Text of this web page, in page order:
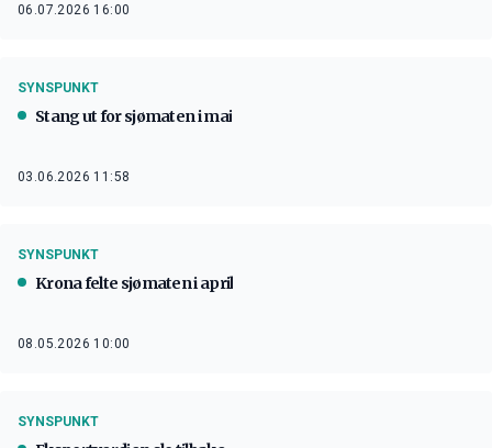
06.07.2026 16:00
SYNSPUNKT
Stang ut for sjømaten i mai
03.06.2026 11:58
SYNSPUNKT
Krona felte sjømaten i april
08.05.2026 10:00
SYNSPUNKT